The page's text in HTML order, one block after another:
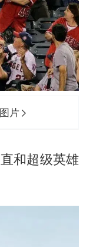
片
和超级英雄